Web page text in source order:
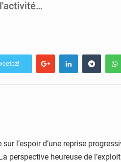
l’espoir d’une reprise
perspective heureuse de